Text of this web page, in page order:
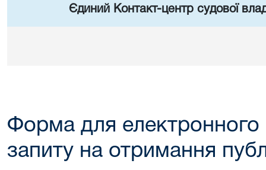
Єдиний Контакт-центр судової
Форма для електронного
запиту на отримання